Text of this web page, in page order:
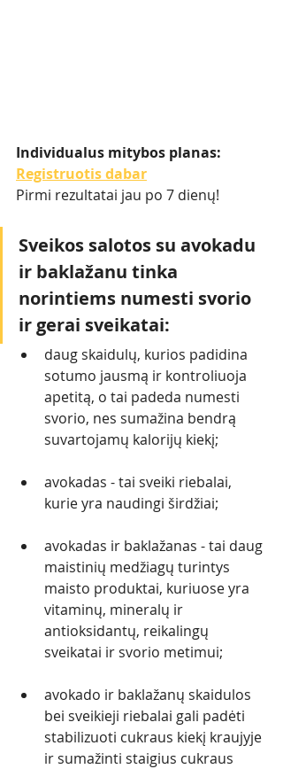
Individualus mitybos planas:
Registruotis dabar
Pirmi rezultatai jau po 7 dienų!
Sveikos salotos su avokadu
ir baklažanu tinka
norintiems numesti svorio
ir gerai sveikatai:
daug skaidulų, kurios padidina
sotumo jausmą ir kontroliuoja
apetitą, o tai padeda numesti
svorio, nes sumažina bendrą
suvartojamų kalorijų kiekį;
avokadas - tai sveiki riebalai,
kurie yra naudingi širdžiai;
avokadas ir baklažanas - tai daug
maistinių medžiagų turintys
maisto produktai, kuriuose yra
vitaminų, mineralų ir
antioksidantų, reikalingų
sveikatai ir svorio metimui;
avokado ir baklažanų skaidulos
bei sveikieji riebalai gali padėti
stabilizuoti cukraus kiekį kraujyje
ir sumažinti staigius cukraus